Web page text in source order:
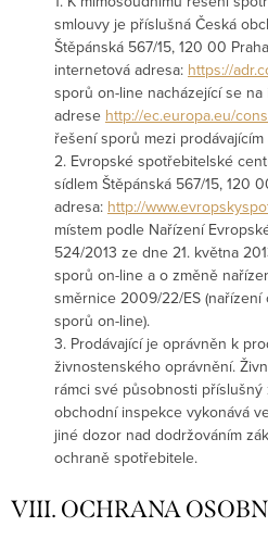
smlouvy je příslušná Česká
Štěpánská 567/15, 120 00
internetová adresa: https://
sporů on-line nacházející se
adrese http://ec.europa.eu/
řešení sporů mezi
2. Evropské spotřebitelské
sídlem Štěpánská 567/15, 120
adresa: http://www.
místem podle Nařízení
524/2013 ze dne 21. května
sporů on-line a o změně
směrnice 2009/22/ES
sporů on-line).
3. Prodávající je oprávněn k
živnostenského oprávnění.
rámci své působnosti
obchodní inspekce vykonává
jiné dozor nad dodržováním
ochraně spotřebitele.
VIII. OCHRANA